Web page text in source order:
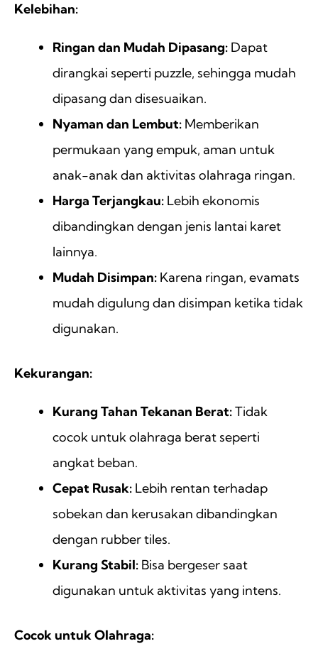
Kelebihan:
Ringan dan Mudah Dipasang: Dapat
dirangkai seperti puzzle, sehingga mudah
dipasang dan disesuaikan.
Nyaman dan Lembut: Memberikan
permukaan yang empuk, aman untuk
anak-anak dan aktivitas olahraga ringan.
Harga Terjangkau: Lebih ekonomis
dibandingkan dengan jenis lantai karet
lainnya.
Mudah Disimpan: Karena ringan, evamats
mudah digulung dan disimpan ketika tidak
digunakan.
Kekurangan:
Kurang Tahan Tekanan Berat:Tidak
cocok untuk olahraga berat seperti
angkat beban.
Cepat Rusak: Lebih rentan terhadap
sobekan dan kerusakan dibandingkan
dengan rubber tiles.
Kurang Stabil: Bisa bergeser saat
digunakan untuk aktivitas yang intens.
Cocok untuk Olahraga: